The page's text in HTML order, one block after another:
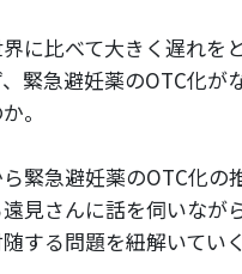
に比べて大きく遅れを
緊急避妊薬のOTC化が
。
緊急避妊薬のOTC化の
見さんに話を伺いなが
する問題を紐解いていく